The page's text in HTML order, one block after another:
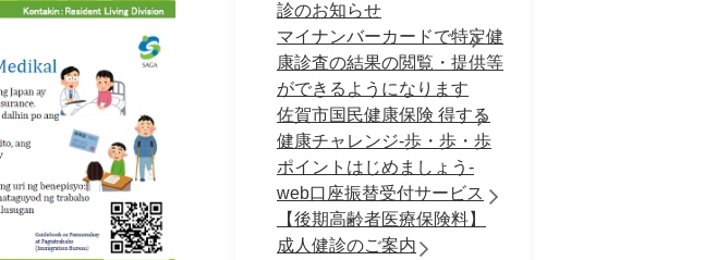
診のお知らせ
マイナンバーカードで特定健
康診査の結果の閲覧・提供等
ができるようになります
佐賀市国民健康保険 得する
健康チャレンジ-歩・歩・歩
ポイントはじめましょう-
web口座振替受付サービス
【後期高齢者医療保険料】
成人健診のご案内